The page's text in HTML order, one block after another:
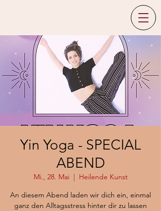
Yin Yoga - SPECIAL
ABEND
Mi., 28. Mai
  |
Heilende Kunst
An diesem Abend laden wir dich ein, einmal
ganz den Alltagsstress hinter dir zu lassen